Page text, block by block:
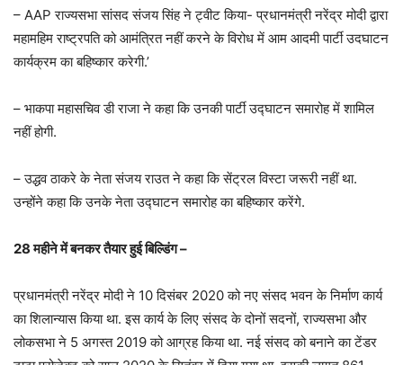
– AAP राज्यसभा सांसद संजय सिंह ने ट्वीट किया- प्रधानमंत्री नरेंद्र मोदी द्वारा
महामहिम राष्ट्रपति को आमंत्रित नहीं करने के विरोध में आम आदमी पार्टी उदघाटन
कार्यक्रम का बहिष्कार करेगी.’
– भाकपा महासचिव डी राजा ने कहा कि उनकी पार्टी उद्घाटन समारोह में शामिल
नहीं होगी.
– उद्धव ठाकरे के नेता संजय राउत ने कहा कि सेंट्रल विस्टा जरूरी नहीं था.
उन्होंने कहा कि उनके नेता उद्घाटन समारोह का बहिष्कार करेंगे.
28 महीने में बनकर तैयार हुई बिल्डिंग –
प्रधानमंत्री नरेंद्र मोदी ने 10 दिसंबर 2020 को नए संसद भवन के निर्माण कार्य
का शिलान्यास किया था. इस कार्य के लिए संसद के दोनों सदनों, राज्यसभा और
लोकसभा ने 5 अगस्त 2019 को आग्रह किया था. नई संसद को बनाने का टेंडर